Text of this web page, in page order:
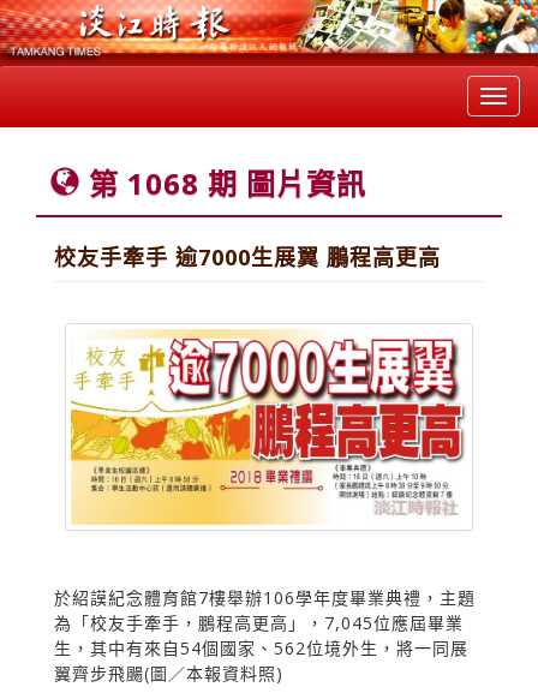
第 1068 期 圖片資訊
校友手牽手 逾7000生展翼 鵬程高更高
於紹謨紀念體育館7樓舉辦106學年度畢業典禮，主題
為「校友手牽手，鵬程高更高」，7,045位應屆畢業
生，其中有來自54個國家、562位境外生，將一同展
翼齊步飛颺(圖／本報資料照)